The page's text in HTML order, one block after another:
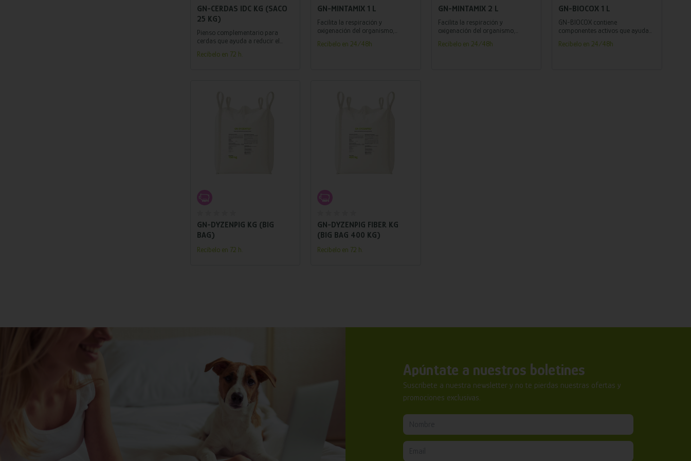
GN-CERDAS IDC KG (SACO
25 KG)
Pienso complementario para
cerdas que ayuda a reducir el
ayuda a estimular el consumo en
Recíbelo en 72 h.
GN-MINTAMIX 1 L
Facilita la respiración y
oxigenación del organismo,
combatir el estrés térmico.
Recíbelo en 24/48h
GN-MINTAMIX 2 L
Facilita la respiración y
oxigenación del organismo,
combatir el estrés térmico.
Recíbelo en 24/48h
GN-BIOCOX 1 L
GN-BIOCOX contiene
componentes activos que ayudan
y fúngico en el tracto digestivo.
Recíbelo en 24/48h
GN-DYZENPIG KG (BIG
BAG)
Recíbelo en 72 h.
GN-DYZENPIG FIBER KG
(BIG BAG 400 KG)
Recíbelo en 72 h.
Apúntate a nuestros boletines
Suscríbete a nuestra newsletter y no te pierdas nuestras ofertas y
promociones exclusivas.